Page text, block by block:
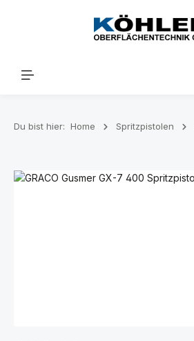
Zum Hauptinhalt springen
Du bist hier: Home Spritzpistolen
Bildergalerie überspringen